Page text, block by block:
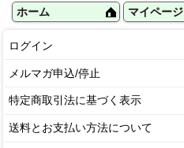
ホーム マイページ
ログイン
メルマガ申込/停止
特定商取引法に基づく表示
送料とお支払い方法について